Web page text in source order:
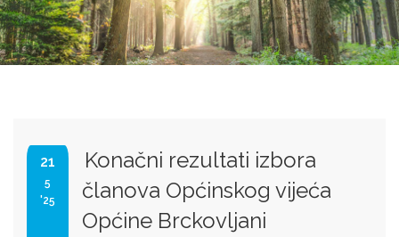
21
5
'25
Konačni rezultati izbora
članova Općinskog vijeća
Općine Brckovljani